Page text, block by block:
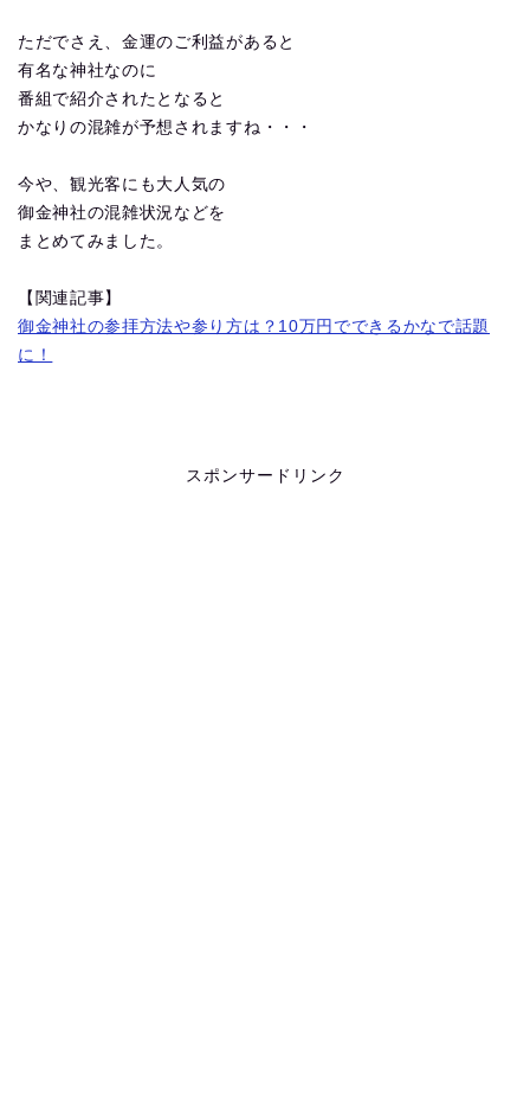
ただでさえ、金運のご利益があると
有名な神社なのに
番組で紹介されたとなると
かなりの混雑が予想されますね・・・
今や、観光客にも大人気の
御金神社の混雑状況などを
まとめてみました。
【関連記事】
御金神社の参拝方法や参り方は？10万円でできるかなで話題
に！
スポンサードリンク